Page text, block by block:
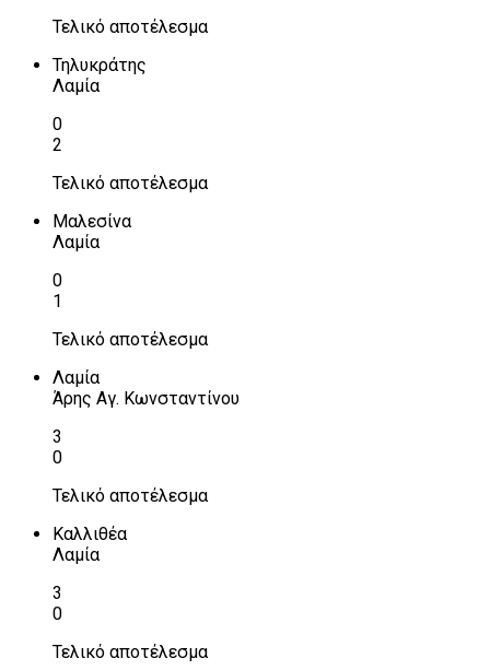
Τελικό αποτέλεσμα
Τηλυκράτης
Λαμία
0
2
Τελικό αποτέλεσμα
Μαλεσίνα
Λαμία
0
1
Τελικό αποτέλεσμα
Λαμία
Άρης Αγ. Κωνσταντίνου
3
0
Τελικό αποτέλεσμα
Καλλιθέα
Λαμία
3
0
Τελικό αποτέλεσμα